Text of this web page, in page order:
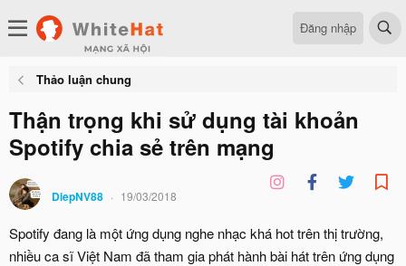
Đăng nhập
Thảo luận chung
Thận trọng khi sử dụng tài khoản
Spotify chia sẻ trên mạng
DiepNV88 19/03/2018
Spotify đang là một ứng dụng nghe nhạc khá hot trên thị trường,
nhiều ca sĩ Việt Nam đã tham gia phát hành bài hát trên ứng dụng